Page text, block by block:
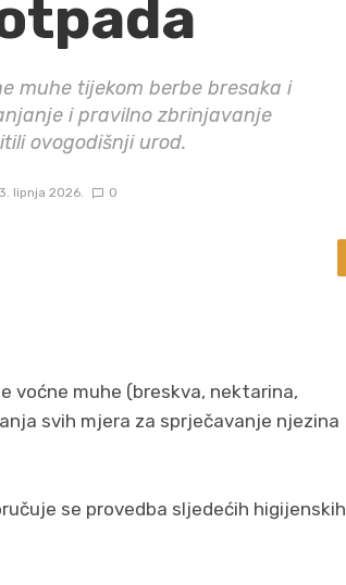
muhe tijekom berbe bresaka i
i pravilno zbrinjavanje
ovogodišnji urod.
lipnja 2026. 0
voćne muhe (breskva, nektarina,
svih mjera za sprječavanje njezina
se provedba sljedećih higijenskih